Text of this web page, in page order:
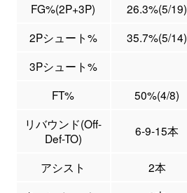
FG%(2P+3P) 26.3%(5/19)
2Pシュート%
35.7%(5/14)
3Pシュート%
FT%
50%(4/8)
リバウンド(Off-
Def-TO)
6-9-15本
アシスト 2本